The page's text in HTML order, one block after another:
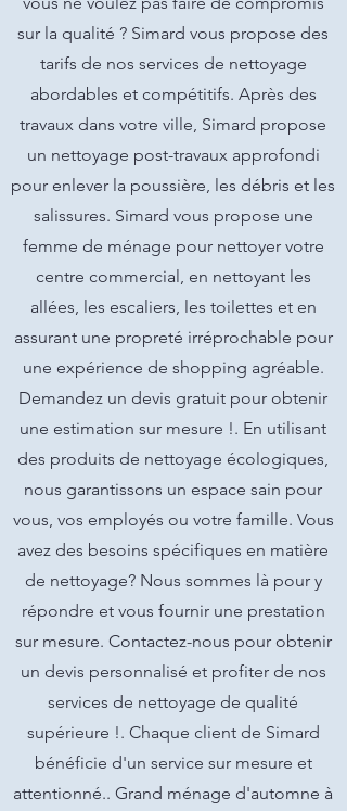
sur la qualité ? Simard vous propose des
tarifs de nos services de nettoyage
abordables et compétitifs. Après des
travaux dans votre ville, Simard propose
un nettoyage post-travaux approfondi
pour enlever la poussière, les débris et les
salissures. Simard vous propose une
femme de ménage pour nettoyer votre
centre commercial, en nettoyant les
allées, les escaliers, les toilettes et en
assurant une propreté irréprochable pour
une expérience de shopping agréable.
Demandez un devis gratuit pour obtenir
une estimation sur mesure !. En utilisant
des produits de nettoyage écologiques,
nous garantissons un espace sain pour
vous, vos employés ou votre famille. Vous
avez des besoins spécifiques en matière
de nettoyage? Nous sommes là pour y
répondre et vous fournir une prestation
sur mesure. Contactez-nous pour obtenir
un devis personnalisé et profiter de nos
services de nettoyage de qualité
supérieure !. Chaque client de Simard
bénéficie d'un service sur mesure et
attentionné.. Grand ménage d'automne à